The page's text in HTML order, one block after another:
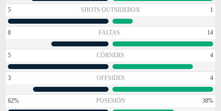
5 SHOTS OUTSIDEBOX 1
8 FALTAS 14
5 CÓRNERS 4
3 OFFSIDES 4
62% POSESIÓN 38%